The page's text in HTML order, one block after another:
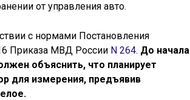
от управления авто.
с нормами Постановления
Приказа МВД России N 264. До начала
объяснить, что планирует
для измерения, предъявив